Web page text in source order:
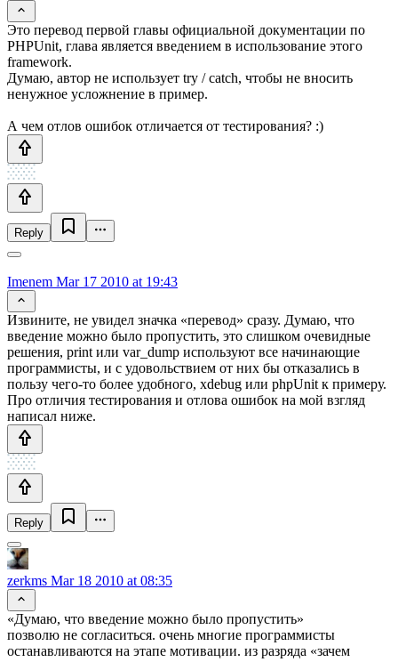
Это перевод первой главы официальной документации по
PHPUnit, глава является введением в использование этого
framework.
Думаю, автор не использует try / catch, чтобы не вносить
ненужное усложнение в пример.
А чем отлов ошибок отличается от тестирования? :)
Reply
Imenem Mar 17 2010 at 19:43
Извините, не увидел значка «перевод» сразу. Думаю, что
введение можно было пропустить, это слишком очевидные
решения, print или var_dump используют все начинающие
программисты, и с удовольствием от них бы отказались в
пользу чего-то более удобного, xdebug или phpUnit к примеру.
Про отличия тестирования и отлова ошибок на мой взгляд
написал ниже.
Reply
zerkms Mar 18 2010 at 08:35
«Думаю, что введение можно было пропустить»
позволю не согласиться. очень многие программисты
останавливаются на этапе мотивации. из разряда «зачем